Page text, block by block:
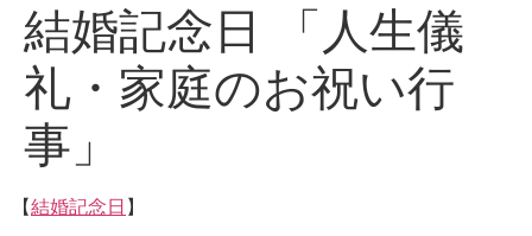
結婚記念日 「人生儀
礼・家庭のお祝い行
事」
【結婚記念日 】